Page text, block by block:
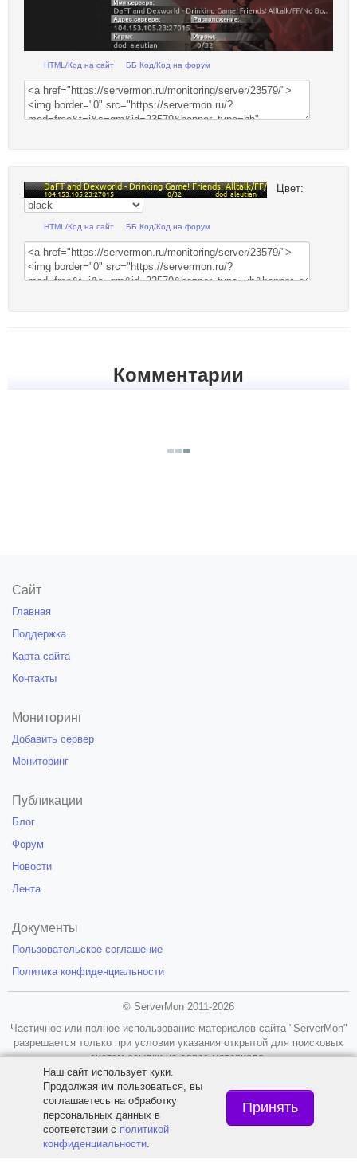
HTML/Код на сайт ББ Код/Код на форум
Цвет:
HTML/Код на сайт ББ Код/Код на форум
Комментарии
Сайт
Главная
Поддержка
Карта сайта
Контакты
Мониторинг
Добавить сервер
Мониторинг
Публикации
Блог
Форум
Новости
Лента
Документы
Пользовательское соглашение
Политика конфиденциальности
© ServerMon 2011-2026
Частичное или полное использование материалов сайта "ServerMon"
разрешается только при условии указания открытой для поисковых
систем ссылки на адрес материала.
18+
Наш сайт использует куки.
Продолжая им пользоваться, вы
соглашаетесь на обработку
персональных данных в
соответствии с политикой
конфиденциальности
Принять